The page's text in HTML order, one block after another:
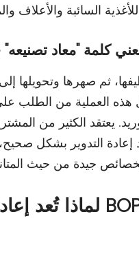
السائبة والأعلاف
كلمة "معاد
ثم صهرها وتحويلها
العملية من الطلب على
الكثير من
التدوير بشكل